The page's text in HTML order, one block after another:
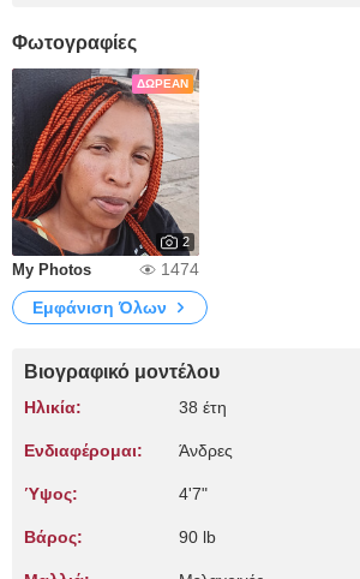
Φωτογραφίες
ΔΩΡΕΆΝ
2
My Photos
1474
Εμφάνιση Όλων
Βιογραφικό μοντέλου
Ηλικία: 38 έτη
Ενδιαφέρομαι: Άνδρες
Ύψος: 4'7"
Βάρος: 90 lb